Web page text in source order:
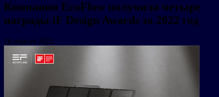
Компания EcoFlow получила четыре
награды iF Design Awards за 2022 год
26 апреля 2022